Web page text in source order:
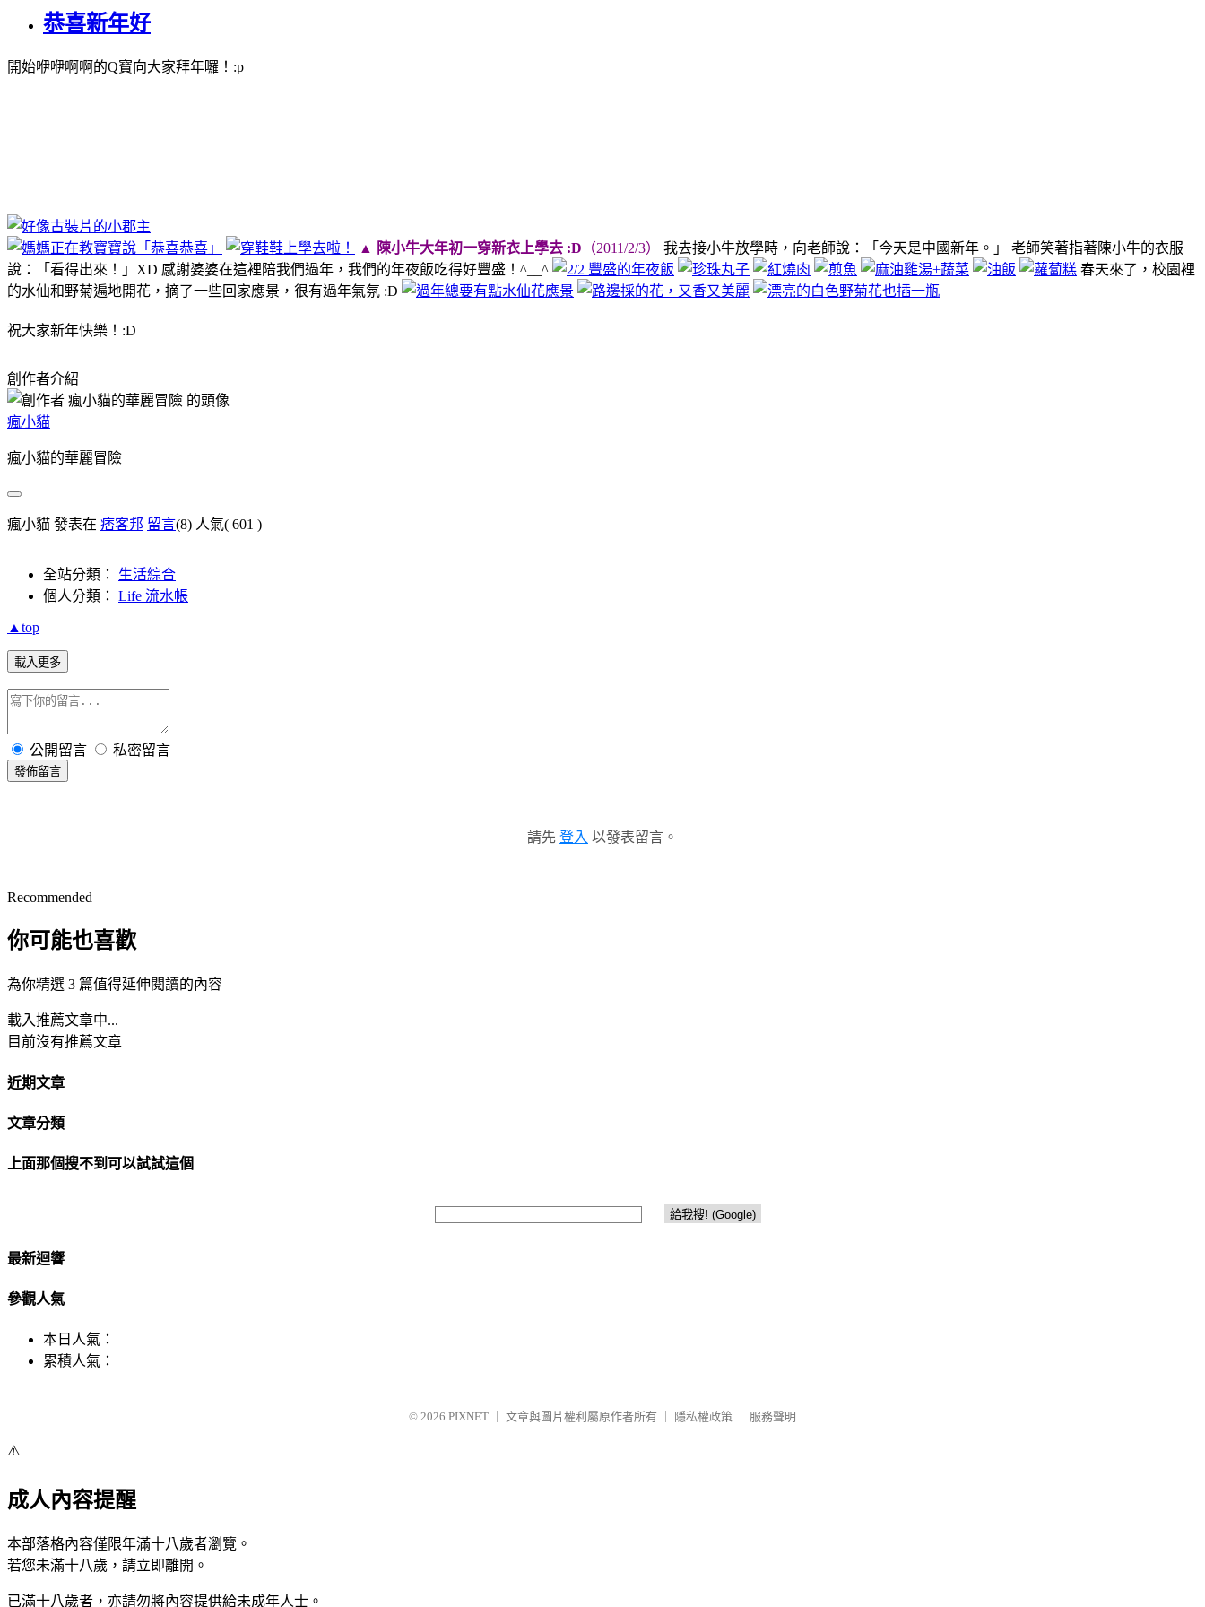
恭喜新年好
開始咿咿啊啊的Q寶向大家拜年囉！:p
▲ 陳小牛大年初一穿新衣上學去 :D （2011/2/3）
我去接小牛放學時，向老師說：「今天是中國新年。」 老師笑著指著陳小牛的衣服
說：「看得出來！」XD 感謝婆婆在這裡陪我們過年，我們的年夜飯吃得好豐盛！^__^
春天來了，校園裡
的水仙和野菊遍地開花，摘了一些回家應景，很有過年氣氛 :D
祝大家新年快樂！:D
創作者介紹
瘋小貓
瘋小貓的華麗冒險
瘋小貓 發表在 痞客邦 留言(8) 人氣( 601 )
全站分類： 生活綜合
個人分類： Life 流水帳
▲top
載入更多
公開留言 私密留言
發佈留言
請先 登入 以發表留言。
Recommended
你可能也喜歡
為你精選 3 篇值得延伸閱讀的內容
載入推薦文章中...
目前沒有推薦文章
近期文章
文章分類
上面那個搜不到可以試試這個
最新迴響
參觀人氣
本日人氣：
累積人氣：
© 2026 PIXNET 文章與圖片權利屬原作者所有 隱私權政策 服務聲明
⚠️
成人內容提醒
本部落格內容僅限年滿十八歲者瀏覽。
若您未滿十八歲，請立即離開。
已滿十八歲者，亦請勿將內容提供給未成年人士。